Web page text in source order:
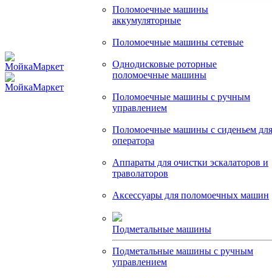
Поломоечные машины
аккумуляторные
Поломоечные машины сетевые
Однодисковые роторные
поломоечные машины
Поломоечные машины с ручным
управлением
Поломоечные машины с сиденьем для
оператора
Аппараты для очистки эскалаторов и
траволаторов
Аксессуары для поломоечных машин
Подметальные машины
Подметальные машины с ручным
управлением